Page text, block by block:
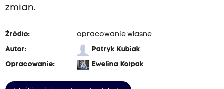
zmian.
Źródło:
opracowanie własne
Autor:
Patryk Kubiak
Opracowanie:
Ewelina Kołpak